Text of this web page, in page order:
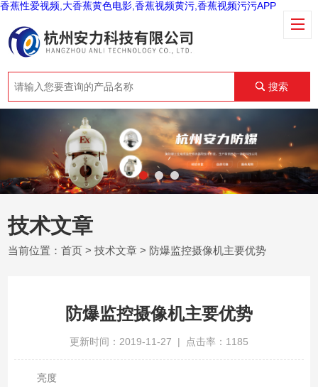
香蕉性爱视频,大香蕉黄色电影,香蕉视频黄污,香蕉视频污污APP
搜索
技术文章
当前位置：首页 >技术文章 > 防爆监控摄像机主要优势
防爆监控摄像机主要优势
更新时间：2019-11-27 | 点击率：1185
亮度